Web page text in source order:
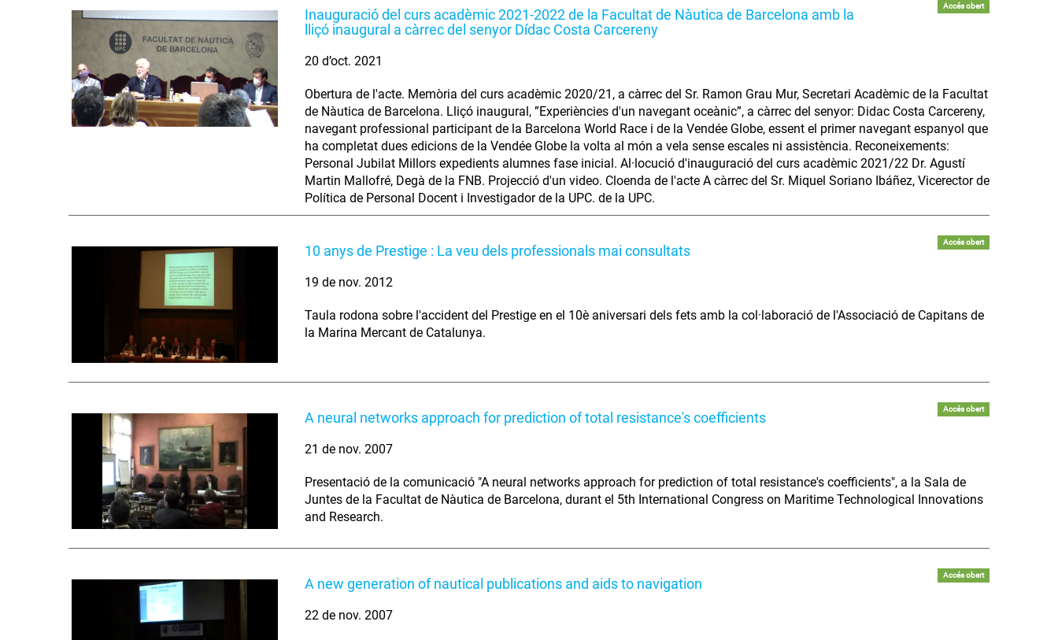
Inauguració del curs acadèmic 2021-2022 de la Facultat de Nàutica de Barcelona amb la
lliçó inaugural a càrrec del senyor Dídac Costa Carcereny
Accés obert
20 d’oct. 2021
Obertura de l'acte. Memòria del curs acadèmic 2020/21, a càrrec del Sr. Ramon Grau Mur, Secretari Acadèmic de la Facultat
de Nàutica de Barcelona. Lliçó inaugural, ”Experiències d'un navegant oceànic”, a càrrec del senyor: Didac Costa Carcereny,
navegant professional participant de la Barcelona World Race i de la Vendée Globe, essent el primer navegant espanyol que
ha completat dues edicions de la Vendée Globe la volta al món a vela sense escales ni assistència. Reconeixements:
Personal Jubilat Millors expedients alumnes fase inicial. Al·locució d'inauguració del curs acadèmic 2021/22 Dr. Agustí
Martin Mallofré, Degà de la FNB. Projecció d'un video. Cloenda de l'acte A càrrec del Sr. Miquel Soriano Ibáñez, Vicerector de
Política de Personal Docent i Investigador de la UPC. de la UPC.
10 anys de Prestige : La veu dels professionals mai consultats
Accés obert
19 de nov. 2012
Taula rodona sobre l'accident del Prestige en el 10è aniversari dels fets amb la col·laboració de l'Associació de Capitans de
la Marina Mercant de Catalunya.
A neural networks approach for prediction of total resistance's coefficients
Accés obert
21 de nov. 2007
Presentació de la comunicació "A neural networks approach for prediction of total resistance's coefficients", a la Sala de
Juntes de la Facultat de Nàutica de Barcelona, durant el 5th International Congress on Maritime Technological Innovations
and Research.
A new generation of nautical publications and aids to navigation
Accés obert
22 de nov. 2007